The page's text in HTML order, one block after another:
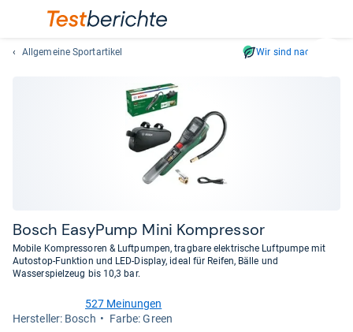
und
Allgemeine Sportartikel Wir sind nachhaltig
Bosch Easy­Pump Mini Kom­pres­sor
Mobile Kompressoren & Luftpumpen, tragbare elektrische Luftpumpe mit
Autostop-Funktion und LED-Display, ideal für Reifen, Bälle und
Wasserspielzeug bis 10,3 bar.
von
527 Meinungen
Her­stel­ler: Bosch
Farbe: Green